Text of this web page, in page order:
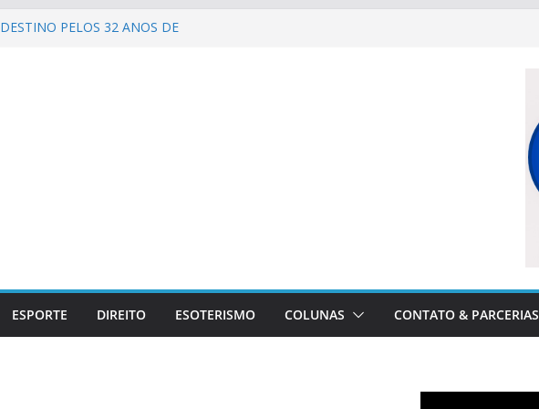
PELOS 32 ANOS DE
ESPORTE DIREITO ESOTERISMO COLUNAS CONTATO & PARCERIAS